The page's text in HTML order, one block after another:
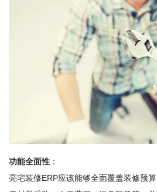
功能全面性 ：
亮宅装修ERP应该能够全面覆盖装修预